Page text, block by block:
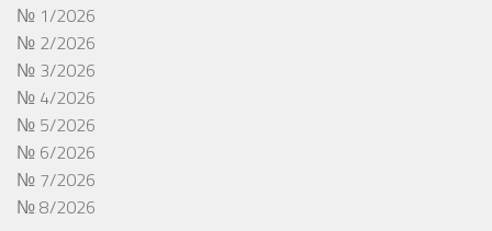
№ 1/2026
№ 2/2026
№ 3/2026
№ 4/2026
№ 5/2026
№ 6/2026
№ 7/2026
№ 8/2026